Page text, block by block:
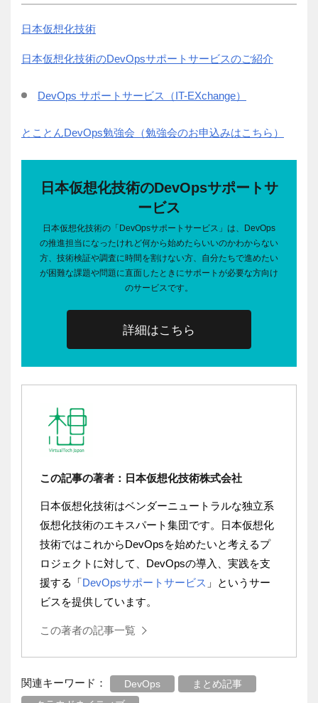
日本仮想化技術
日本仮想化技術のDevOpsサポートサービスのご紹介
DevOps サポートサービス（IT-EXchange）
とことんDevOps勉強会（勉強会のお申込みはこちら）
日本仮想化技術のDevOpsサポートサ
ービス
日本仮想化技術の「DevOpsサポートサービス」は、DevOps
の推進担当になったけれど何から始めたらいいのかわからない
方、技術検証や調査に時間を割けない方、自分たちで進めたい
が困難な課題や問題に直面したときにサポートが必要な方向け
のサービスです。
詳細はこちら
この記事の著者：日本仮想化技術株式会社
日本仮想化技術はベンダーニュートラルな独立系
仮想化技術のエキスパート集団です。日本仮想化
技術ではこれからDevOpsを始めたいと考えるプ
ロジェクトに対して、 DevOpsの導入、実践を支
援する「DevOpsサポートサービス 」というサー
ビスを提供しています。
この著者の記事一覧
関連キーワード： DevOps
まとめ記事